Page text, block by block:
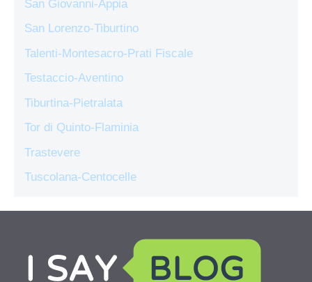
San Giovanni-Appia
San Lorenzo-Tiburtino
Talenti-Montesacro-Prati Fiscale
Testaccio-Aventino
Tiburtina-Pietralata
Tor di Quinto-Flaminia
Trastevere
Tuscolana-Centocelle